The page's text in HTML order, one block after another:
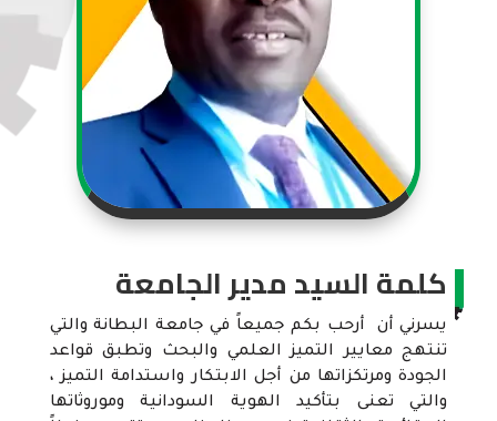
كلمة السيد مدير الجامعة
يسرني أن أرحب بكم جميعاً في جامعة البطانة والتي
تنتهج معايير التميز العلمي والبحث وتطبق قواعد
الجودة ومرتكزاتها من أجل الابتكار واستدامة التميز ،
والتي تعنى بتأكيد الهوية السودانية وموروثاتها